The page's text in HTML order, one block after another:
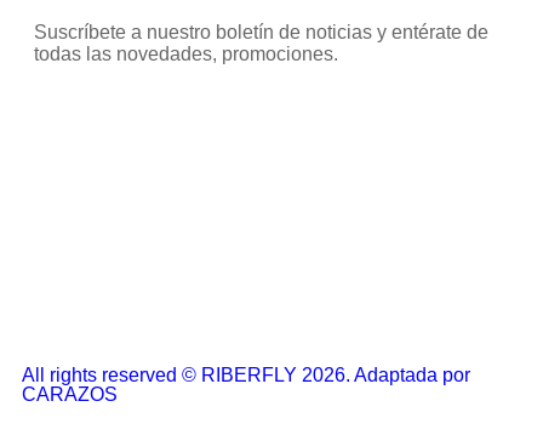
Suscríbete a nuestro boletín de noticias y entérate de
todas las novedades, promociones.
All rights reserved © RIBERFLY 2026. Adaptada por
CARAZOS